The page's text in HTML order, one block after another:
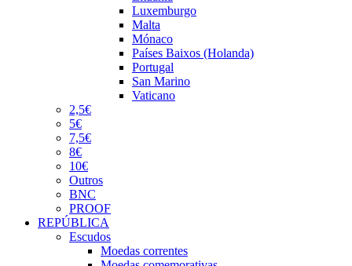
Luxemburgo
Malta
Mónaco
Países Baixos (Holanda)
Portugal
San Marino
Vaticano
2,5€
5€
7,5€
8€
10€
Outros
BNC
PROOF
REPÚBLICA
Escudos
Moedas correntes